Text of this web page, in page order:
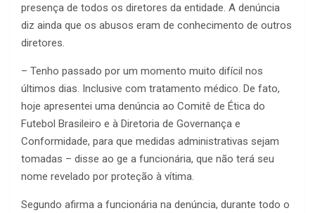
presença de todos os diretores da entidade. A denúncia
diz ainda que os abusos eram de conhecimento de outros
diretores.
– Tenho passado por um momento muito difícil nos
últimos dias. Inclusive com tratamento médico. De fato,
hoje apresentei uma denúncia ao Comitê de Ética do
Futebol Brasileiro e à Diretoria de Governança e
Conformidade, para que medidas administrativas sejam
tomadas – disse ao ge a funcionária, que não terá seu
nome revelado por proteção à vítima.
Segundo afirma a funcionária na denúncia, durante todo o